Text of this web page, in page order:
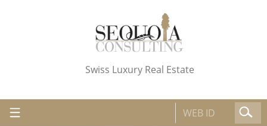
Swiss Luxury Real Estate